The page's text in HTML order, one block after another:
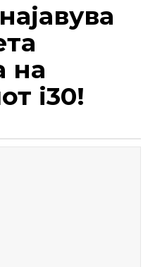
на
i30!